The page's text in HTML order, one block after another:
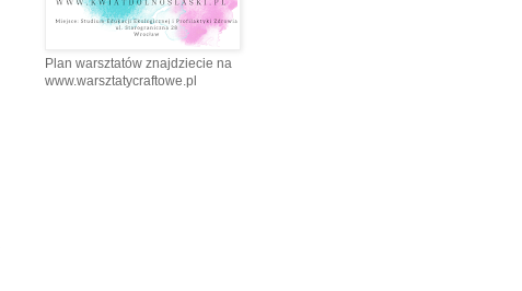
Plan warsztatów znajdziecie na
www.warsztatycraftowe.pl